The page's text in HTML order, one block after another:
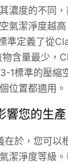
濃度的不同
氣潔淨度越
準定義了從
含量最少，
1標準的壓縮
位置都適用。
響您的生產
在於，您可以
潔淨度等級。